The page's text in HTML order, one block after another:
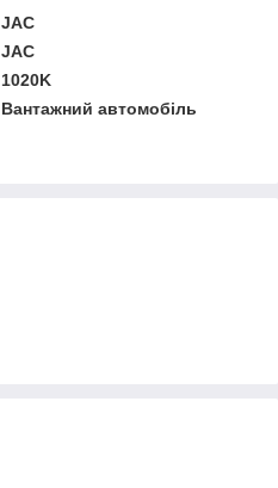
JAC
JAC
1020K
Вантажний автомобіль